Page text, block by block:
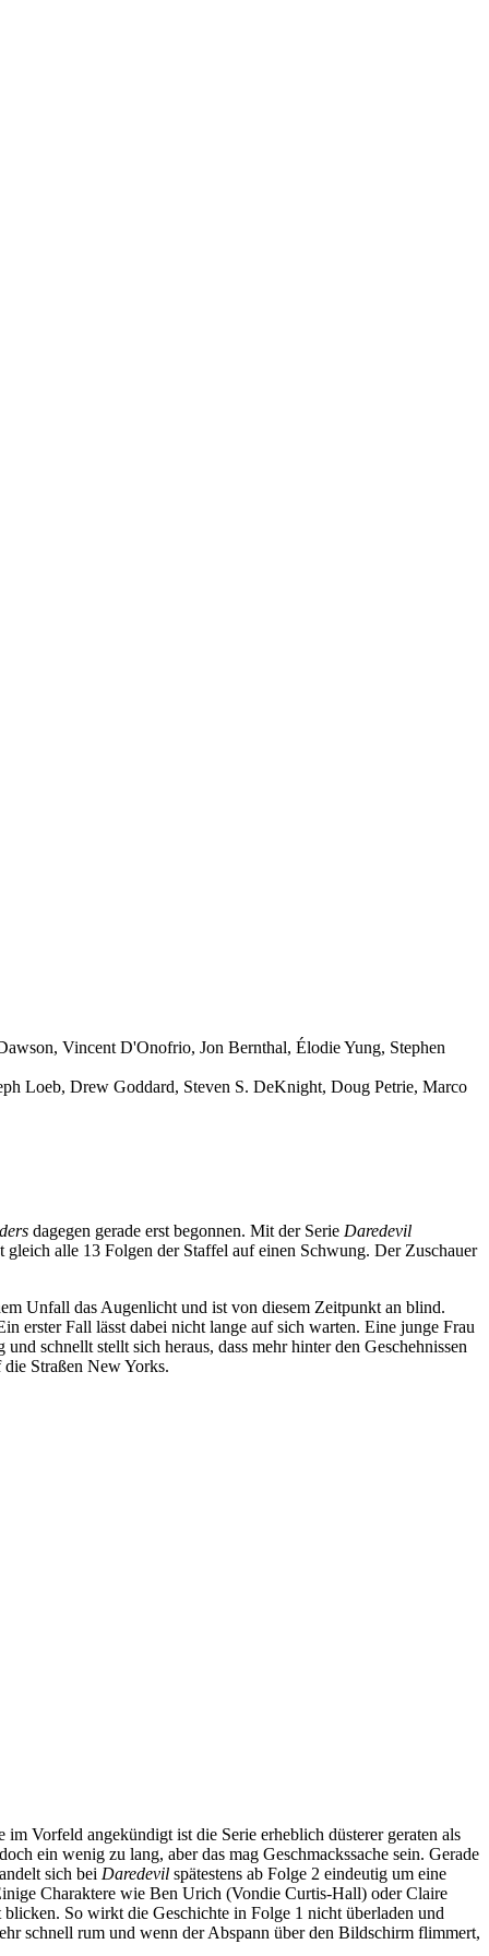
Vincent D'Onofrio, Jon Bernthal, Élodie Yung, Stephen
Loeb, Drew Goddard, Steven S. DeKnight, Doug Petrie, Marco
dagegen gerade erst begonnen. Mit der Serie Daredevil
alle 13 Folgen der Staffel auf einen Schwung. Der Zuschauer
Unfall das Augenlicht und ist von diesem Zeitpunkt an blind.
erster Fall lässt dabei nicht lange auf sich warten. Eine junge Frau
schnellt stellt sich heraus, dass mehr hinter den Geschehnissen
Straßen New Yorks.
Vorfeld angekündigt ist die Serie erheblich düsterer geraten als
ein wenig zu lang, aber das mag Geschmackssache sein. Gerade
sich bei Daredevil spätestens ab Folge 2 eindeutig um eine
Charaktere wie Ben Urich (Vondie Curtis-Hall) oder Claire
So wirkt die Geschichte in Folge 1 nicht überladen und
schnell rum und wenn der Abspann über den Bildschirm flimmert,